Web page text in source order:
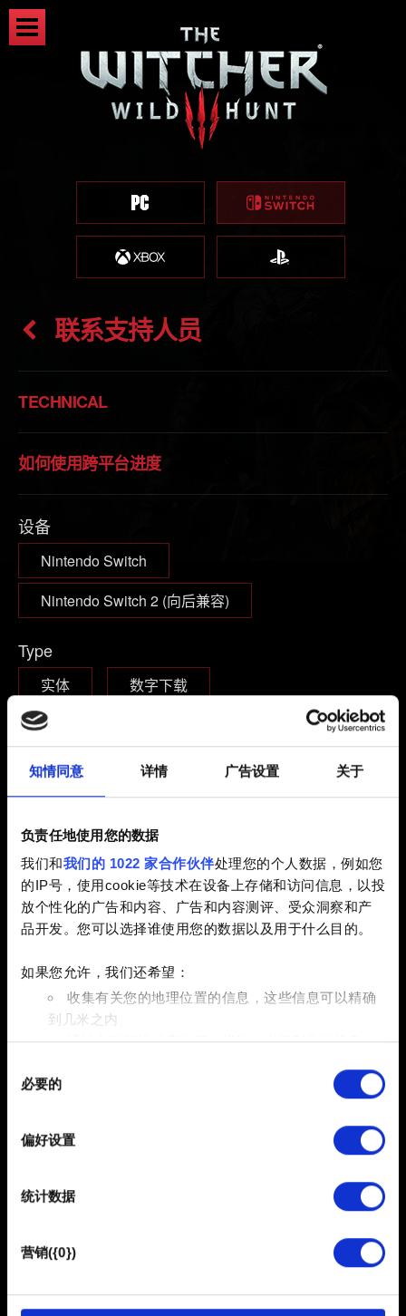
知情同意 详情 广告设置 关于
负责任地使用您的数据
我们和我们的 1022 家合作伙伴处理您的个人数据，例如您
的IP号，使用cookie等技术在设备上存储和访问信息，以投
放个性化的广告和内容、广告和内容测评、受众洞察和产
品开发。您可以选择谁使用您的数据以及用于什么目的。
如果您允许，我们还希望：
收集有关您的地理位置的信息，这些信息可以精确
到几米之内
通过主动扫描特定特征（指纹）来识别您的设备
查找有关您的个人数据如何处理的更多信息，
并设置您的首选项。您可随时从Cookie声明中更改或撤回
部分需要使用 Cookies 的是为了让网站功能可用，而另一
馈，以便网站将更好地服务于您。例如帮助我们在社交媒
也可能与我们的合作伙伴分享我们的 Cookie 片段。但是，
使用所有这些非强制性的 Cookie 都需要提前获取您的许
必要的
偏好设置
统计数据
营销({0})
联系支持人员
TECHNICAL
如何使用跨平台进度
设备
Nintendo Switch
Nintendo Switch 2 (向后兼容)
Type
实体 数字下载
您现在游玩的游戏版本是？
基础版游戏
基础版游戏 + 资料片
电子邮件（请不要输入错别字！）
0/20
您可以在报告中附带文件。比如图形问题的截图。限制大小：
12 MB。
浏览
提交